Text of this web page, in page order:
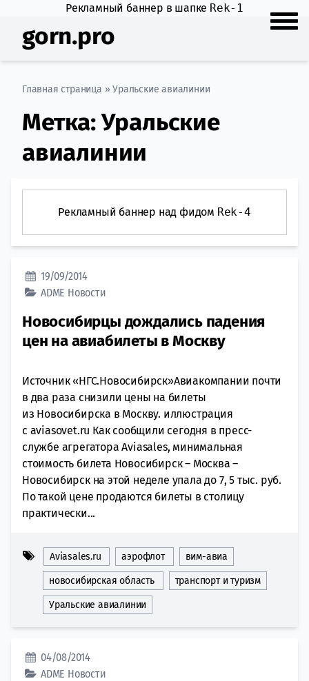
Рекламный баннер в шапке Rek-1
gorn.pro
Главная страница »Уральские авиалинии
Метка:Уральские
авиалинии
Рекламный баннер над фидом Rek-4
19/09/2014
ADME Новости
Новосибирцы дождались падения
цен на авиабилеты в Москву
Источник «НГС.Новосибирск»Авиакомпании почти
в два раза снизили цены на билеты
из Новосибирска в Москву. иллюстрация
с aviasovet.ru Как сообщили сегодня в пресс-
службе агрегатора Aviasales, минимальная
стоимость билета Новосибирск – Москва –
Новосибирск на этой неделе упала до 7, 5 тыс. руб.
По такой цене продаются билеты в столицу
практически...
Aviasales.ru аэрофлот вим-авиа
новосибирская область транспорт и туризм
Уральские авиалинии
04/08/2014
ADME Новости